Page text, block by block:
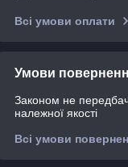
Всі умови оплати
Умови
Законом не
належної якості
Всі умови